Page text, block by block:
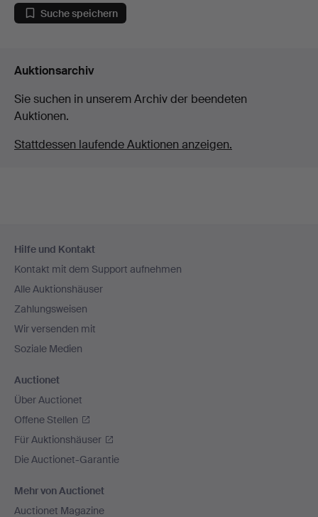
Suche speichern
Auktionsarchiv
Sie suchen in unserem Archiv der beendeten
Auktionen.
Stattdessen laufende Auktionen anzeigen.
Navigation
Hilfe und Kontakt
Kontakt mit dem Support aufnehmen
Alle Auktionshäuser
Zahlungsweisen
Wir versenden mit
Soziale Medien
Auctionet
Über Auctionet
Offene Stellen
Für Auktionshäuser
Die Auctionet-Garantie
Mehr von Auctionet
Auctionet Magazine